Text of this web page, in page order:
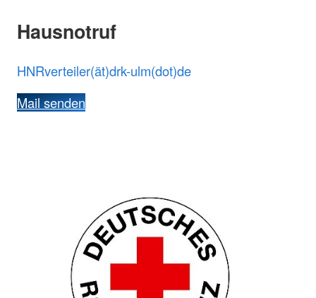
Hausnotruf
HNRverteiler(ät)drk-ulm(dot)de
Mail senden